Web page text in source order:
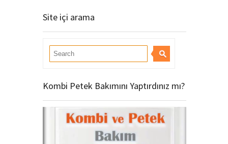
Site içi arama
Kombi Petek Bakımını Yaptırdınız mı?
oynatıcı